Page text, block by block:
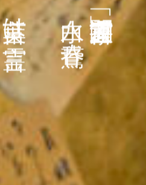
白水 春鵞
言葉は言霊。